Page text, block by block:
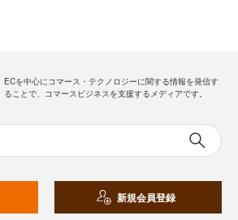
ECを中心にコマース・テクノロジーに関する情報を発信す
ることで、コマースビジネスを支援するメディアです。
新規会員登録